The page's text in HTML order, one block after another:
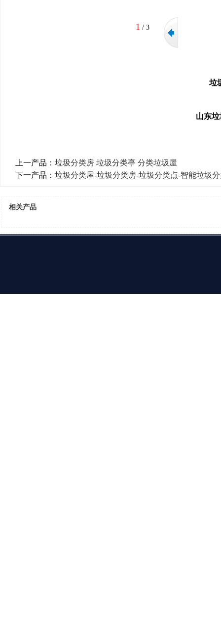
1 / 3
垃
山东
上一产品： 垃圾分类房 垃圾分类亭 分类垃圾屋
下一产品： 垃圾分类屋-垃圾分类房-垃圾分类点-智能垃圾
相关产品